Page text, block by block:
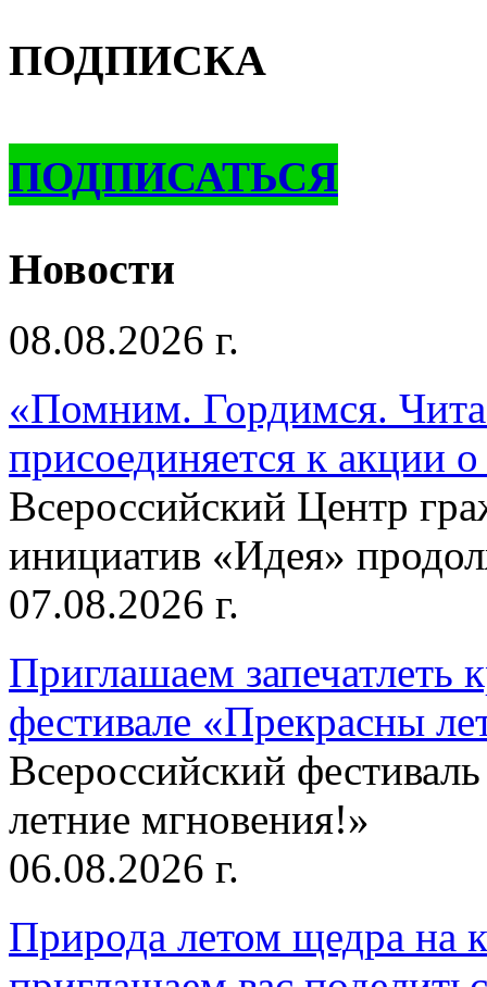
ПОДПИСКА
ПОДПИСАТЬСЯ
Новости
08.08.2026 г.
«Помним. Гордимся.
присоединяется к акции
Всероссийский Центр
инициатив «Идея»
07.08.2026 г.
Приглашаем запечатлеть
фестивале «Прекрасны
Всероссийский
летние мгновения!»
06.08.2026 г.
Природа летом щедра на